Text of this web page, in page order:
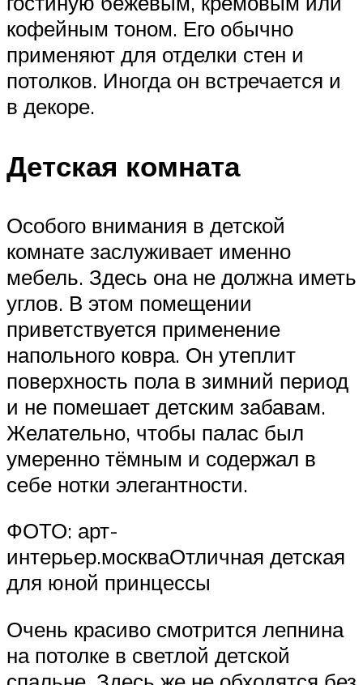
кофейным тоном. Его обычно
применяют для отделки стен и
потолков. Иногда он встречается и
в декоре.
Детская комната
Особого внимания в детской
комнате заслуживает именно
мебель. Здесь она не должна иметь
углов. В этом помещении
приветствуется применение
напольного ковра. Он утеплит
поверхность пола в зимний период
и не помешает детским забавам.
Желательно, чтобы палас был
умеренно тёмным и содержал в
себе нотки элегантности.
ФОТО: арт-
интерьер.москваОтличная детская
для юной принцессы
Очень красиво смотрится лепнина
на потолке в светлой детской